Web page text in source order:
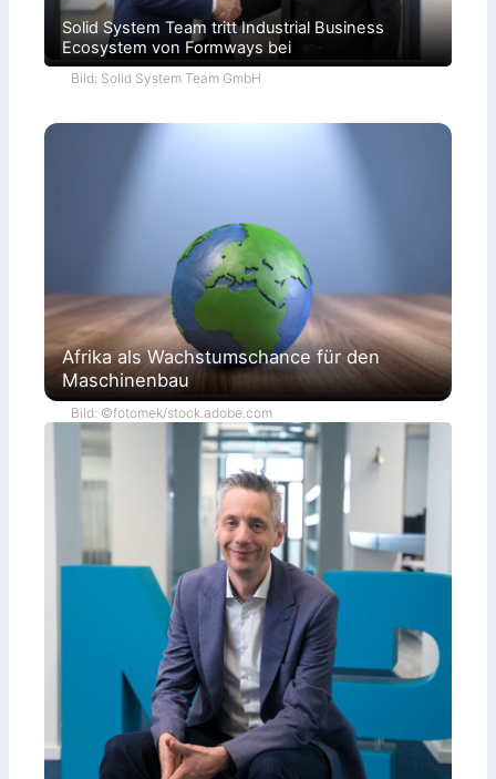
Solid System Team tritt Industrial Business
Ecosystem von Formways bei
Bild: Solid System Team GmbH
Afrika als Wachstumschance für den
Maschinenbau
Bild: ©fotomek/stock.adobe.com